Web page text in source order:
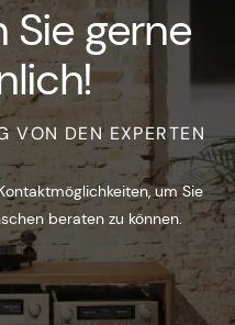
gerne
VON DEN EXPERTEN
um Sie
beraten zu können.